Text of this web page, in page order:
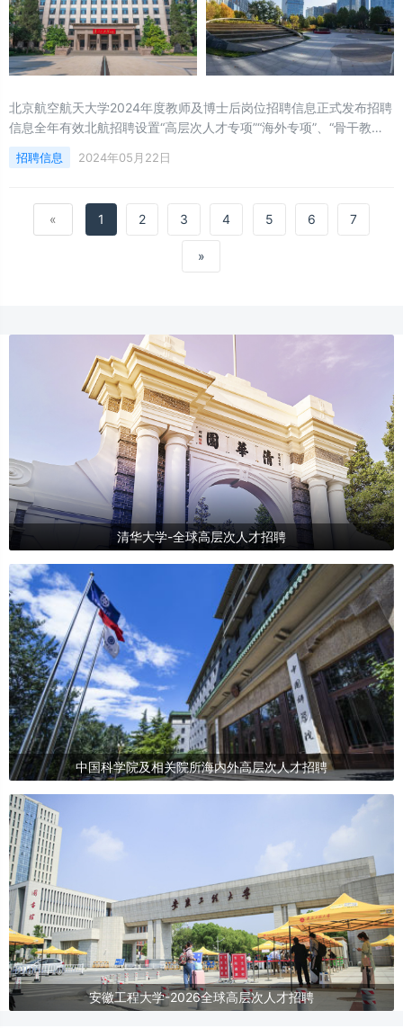
北京航空航天大学2024年度教师及博士后岗位招聘信息正式发布招聘
信息全年有效北航招聘设置“高层次人才专项”“海外专项”、“骨干教
师”“卓越博士后”等诸多岗位竭诚引才，虚位以待！关于发布2024年度
教师及博士后岗位招聘信息的通知根据《事业单位公开招聘人员暂行
招聘工作的通知》
招聘信息 2024年05月22日
« 1 2 3 4 5 6 7
»
清华大学-全球高层次人才招聘
中国科学院及相关院所海内外高层次人才招聘
安徽工程大学-2026全球高层次人才招聘